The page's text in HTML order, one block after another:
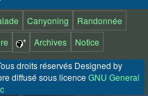
Canyoning
Randonnée
* Archives
Notice
droits réservés Designed by
diffusé sous licenceGNU General